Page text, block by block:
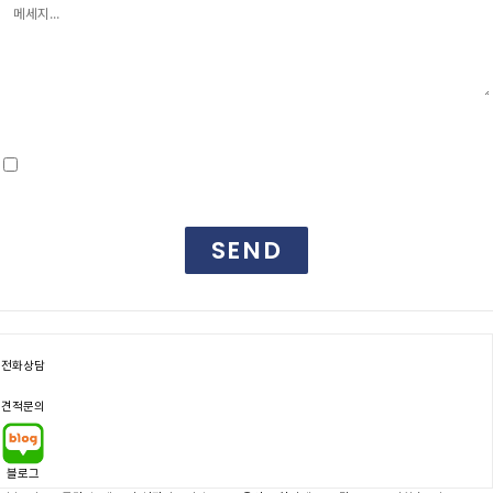
SEND
전화상담
견적문의
블로그